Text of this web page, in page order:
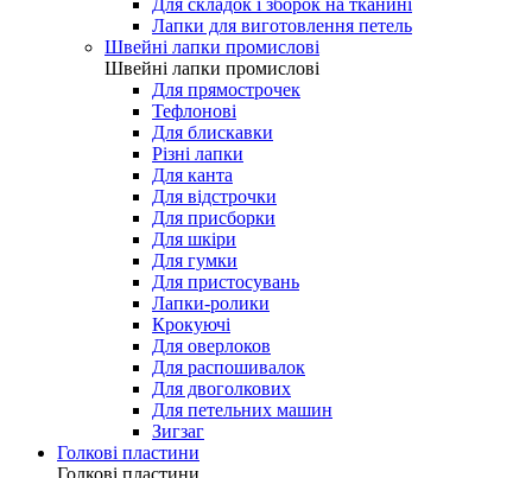
Для складок і зборок на тканині
Лапки для виготовлення петель
Швейні лапки промислові
Швейні лапки промислові
Для прямострочек
Тефлонові
Для блискавки
Різні лапки
Для канта
Для відстрочки
Для присборки
Для шкіри
Для гумки
Для пристосувань
Лапки-ролики
Крокуючі
Для оверлоков
Для распошивалок
Для двоголкових
Для петельних машин
Зигзаг
Голкові пластини
Голкові пластини